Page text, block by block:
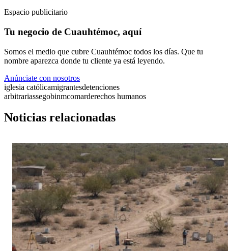
Espacio publicitario
Tu negocio de Cuauhtémoc, aquí
Somos el medio que cubre Cuauhtémoc todos los días. Que tu
nombre aparezca donde tu cliente ya está leyendo.
Anúnciate con nosotros
iglesia católicamigrantesdetenciones
arbitrariassegobinmcomarderechos humanos
Noticias relacionadas